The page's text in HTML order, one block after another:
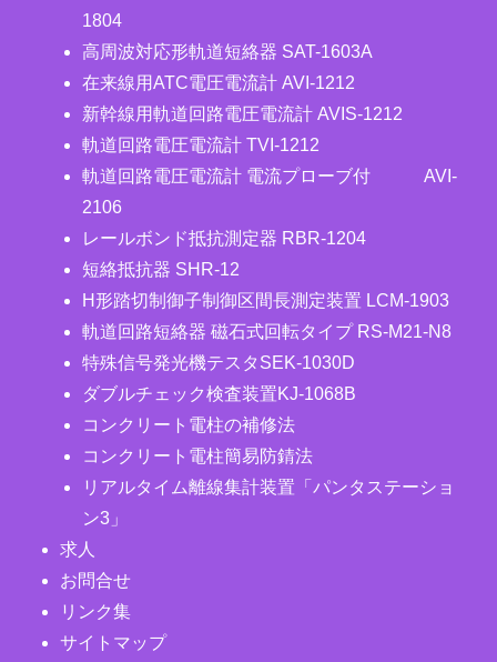
1804
高周波対応形軌道短絡器 SAT-1603A
在来線用ATC電圧電流計 AVI-1212
新幹線用軌道回路電圧電流計 AVIS-1212
軌道回路電圧電流計 TVI-1212
軌道回路電圧電流計 電流プローブ付 AVI-
2106
レールボンド抵抗測定器 RBR-1204
短絡抵抗器 SHR-12
H形踏切制御子制御区間長測定装置 LCM-1903
軌道回路短絡器 磁石式回転タイプ RS-M21-N8
特殊信号発光機テスタSEK-1030D
ダブルチェック検査装置KJ-1068B
コンクリート電柱の補修法
コンクリート電柱簡易防錆法
リアルタイム離線集計装置「パンタステーショ
ン3」
求人
お問合せ
リンク集
サイトマップ